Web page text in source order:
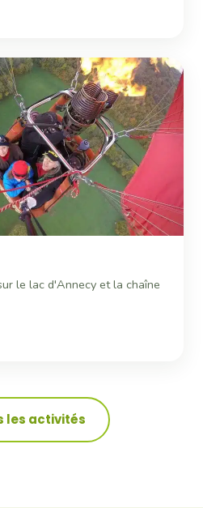
le lac d'Annecy et la chaîne
les activités